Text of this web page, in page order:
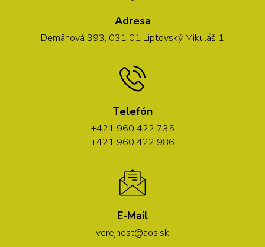
Adresa
Demänová 393, 031 01 Liptovský Mikuláš 1
Telefón
+421 960 422 735
+421 960 422 986
E-Mail
verejnost@aos.sk